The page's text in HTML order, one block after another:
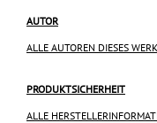
AUTOR
ALLE AUTOREN DIESES
PRODUKTSICHERHEIT
ALLE